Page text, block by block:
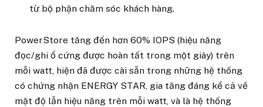
từ bộ phận chăm sóc khách hàng.
PowerStore tăng đến hơn 60% IOPS (hiệu năng
đọc/ghi ổ cứng được hoàn tất trong một giây) trên
mỗi watt, hiện đã được cài sẵn trong những hệ thống
có chứng nhận ENERGY STAR, gia tăng đáng kể cả về
mật độ lẫn hiệu năng trên mỗi watt, và là hệ thống